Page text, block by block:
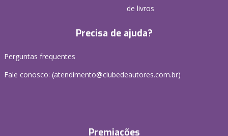
de livros
Precisa de ajuda?
Perguntas frequentes
Fale conosco: (atendimento@clubedeautores.com.br)
Premiações